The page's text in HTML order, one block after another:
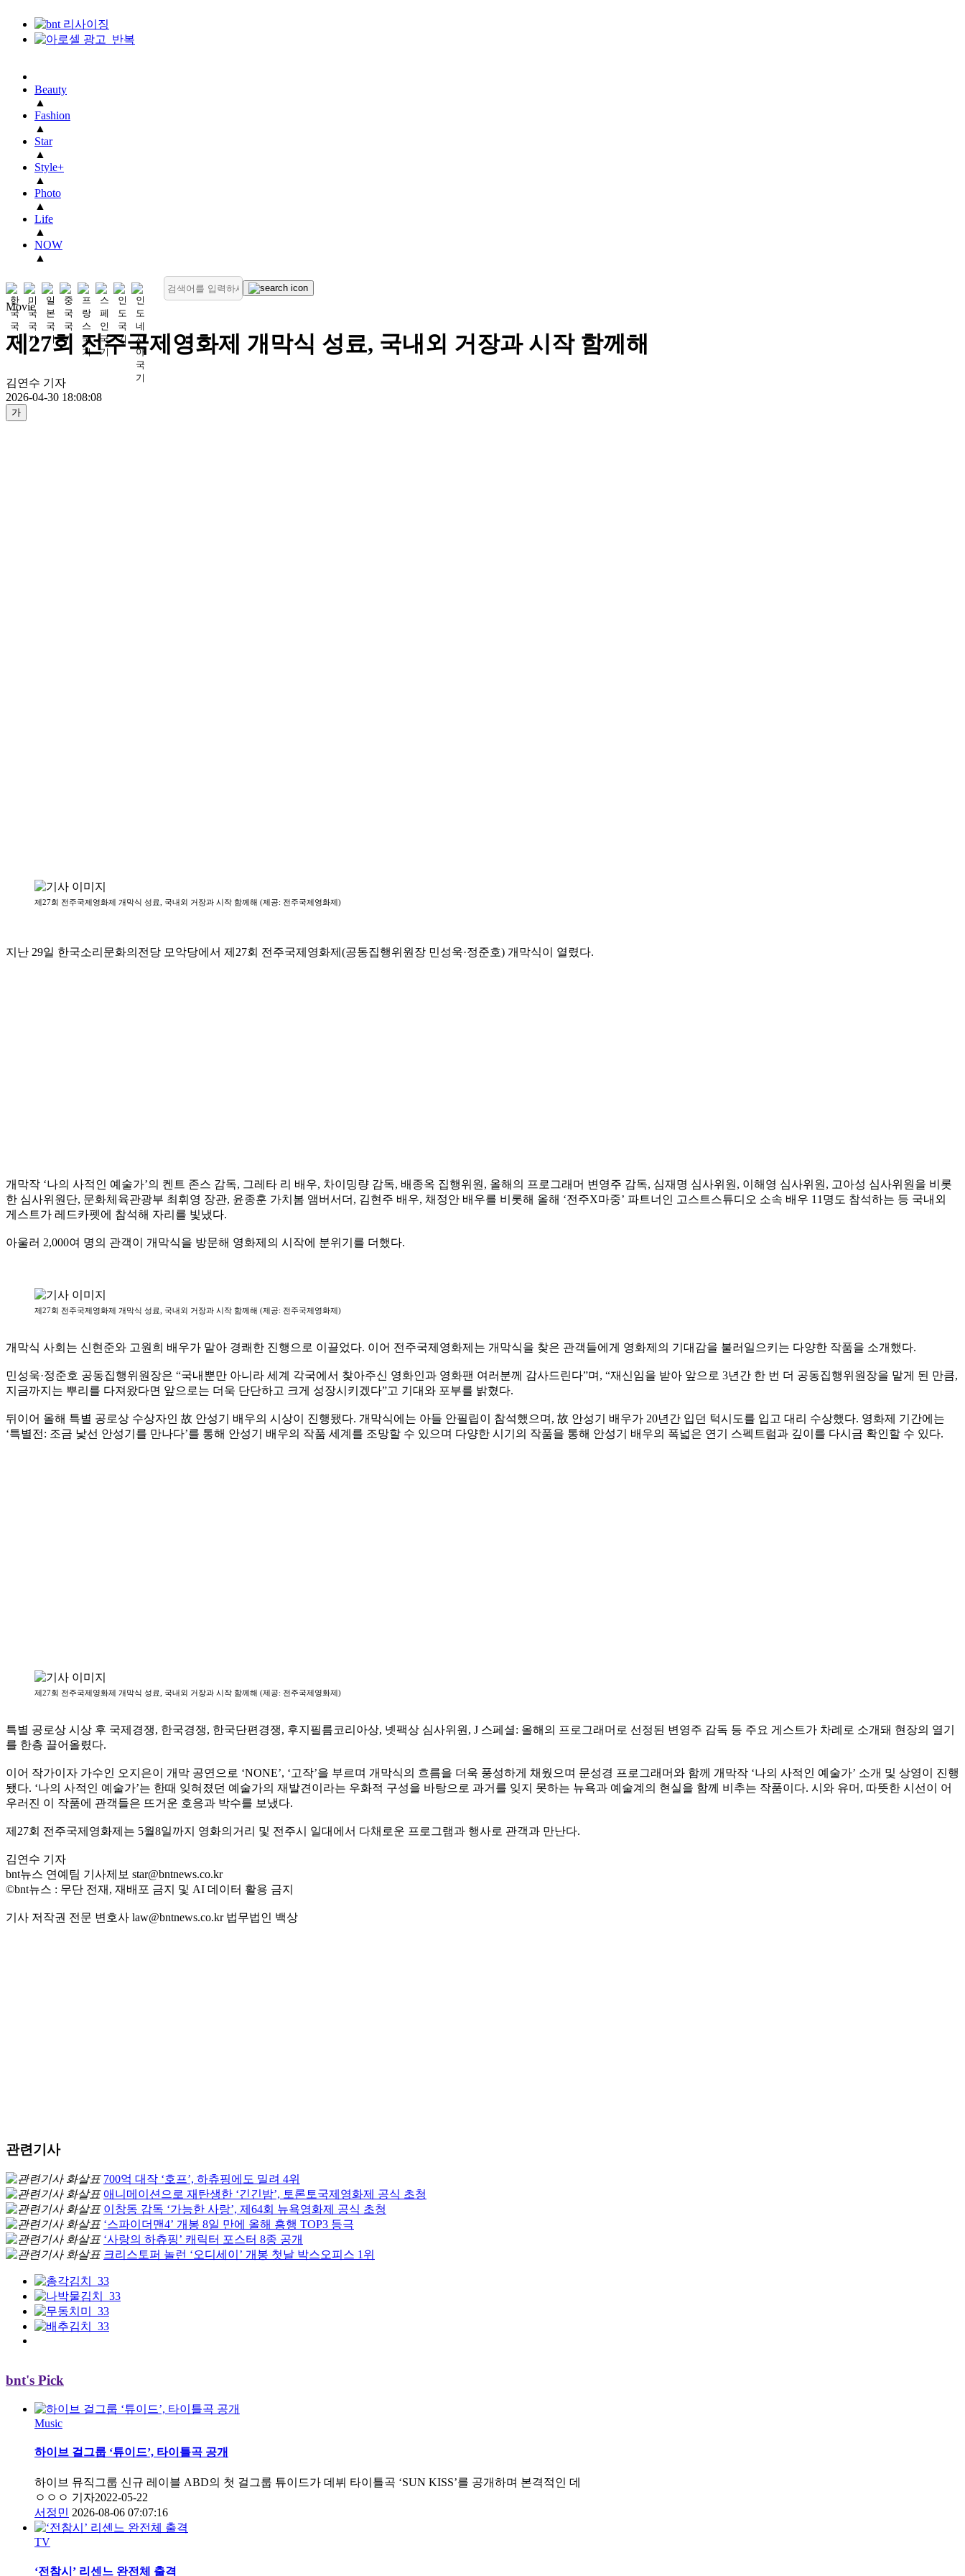
Beauty
▲
Fashion
▲
Star
▲
Style+
▲
Photo
▲
Life
▲
NOW
▲
Movie
제27회 전주국제영화제 개막식 성료, 국내외 거장과 시작 함께해
김연수 기자
2026-04-30 18:08:08
가
제27회 전주국제영화제 개막식 성료, 국내외 거장과 시작 함께해 (제공: 전주국제영화제)
지난 29일 한국소리문화의전당 모악당에서 제27회 전주국제영화제(공동집행위원장 민성욱·정준호) 개막식이 열렸다.
개막작 ‘나의 사적인 예술가’의 켄트 존스 감독, 그레타 리 배우, 차이밍량 감독, 배종옥 집행위원, 올해의 프로그래머 변영주 감독, 심재명 심사위원, 이해영 심사위원, 고아성 심사위원을 비롯
한 심사위원단, 문화체육관광부 최휘영 장관, 윤종훈 가치봄 앰버서더, 김현주 배우, 채정안 배우를 비롯해 올해 ‘전주X마중’ 파트너인 고스트스튜디오 소속 배우 11명도 참석하는 등 국내외
게스트가 레드카펫에 참석해 자리를 빛냈다.
아울러 2,000여 명의 관객이 개막식을 방문해 영화제의 시작에 분위기를 더했다.
제27회 전주국제영화제 개막식 성료, 국내외 거장과 시작 함께해 (제공: 전주국제영화제)
개막식 사회는 신현준와 고원희 배우가 맡아 경쾌한 진행으로 이끌었다. 이어 전주국제영화제는 개막식을 찾은 관객들에게 영화제의 기대감을 불러일으키는 다양한 작품을 소개했다.
민성욱·정준호 공동집행위원장은 “국내뿐만 아니라 세계 각국에서 찾아주신 영화인과 영화팬 여러분께 감사드린다”며, “재신임을 받아 앞으로 3년간 한 번 더 공동집행위원장을 맡게 된 만큼,
지금까지는 뿌리를 다져왔다면 앞으로는 더욱 단단하고 크게 성장시키겠다”고 기대와 포부를 밝혔다.
뒤이어 올해 특별 공로상 수상자인 故 안성기 배우의 시상이 진행됐다. 개막식에는 아들 안필립이 참석했으며, 故 안성기 배우가 20년간 입던 턱시도를 입고 대리 수상했다. 영화제 기간에는
‘특별전: 조금 낯선 안성기를 만나다’를 통해 안성기 배우의 작품 세계를 조망할 수 있으며 다양한 시기의 작품을 통해 안성기 배우의 폭넓은 연기 스펙트럼과 깊이를 다시금 확인할 수 있다.
제27회 전주국제영화제 개막식 성료, 국내외 거장과 시작 함께해 (제공: 전주국제영화제)
특별 공로상 시상 후 국제경쟁, 한국경쟁, 한국단편경쟁, 후지필름코리아상, 넷팩상 심사위원, J 스페셜: 올해의 프로그래머로 선정된 변영주 감독 등 주요 게스트가 차례로 소개돼 현장의 열기
를 한층 끌어올렸다.
이어 작가이자 가수인 오지은이 개막 공연으로 ‘NONE’, ‘고작’을 부르며 개막식의 흐름을 더욱 풍성하게 채웠으며 문성경 프로그래머와 함께 개막작 ‘나의 사적인 예술가’ 소개 및 상영이 진행
됐다. ‘나의 사적인 예술가’는 한때 잊혀졌던 예술가의 재발견이라는 우화적 구성을 바탕으로 과거를 잊지 못하는 뉴욕과 예술계의 현실을 함께 비추는 작품이다. 시와 유머, 따뜻한 시선이 어
우러진 이 작품에 관객들은 뜨거운 호응과 박수를 보냈다.
제27회 전주국제영화제는 5월8일까지 영화의거리 및 전주시 일대에서 다채로운 프로그램과 행사로 관객과 만난다.
김연수 기자
bnt뉴스 연예팀 기사제보 star@bntnews.co.kr
©bnt뉴스 : 무단 전재, 재배포 금지 및 AI 데이터 활용 금지
기사 저작권 전문 변호사 law@bntnews.co.kr 법무법인 백상
관련기사
700억 대작 ‘호프’, 하츄핑에도 밀려 4위
애니메이션으로 재탄생한 ‘긴긴밤’, 토론토국제영화제 공식 초청
이창동 감독 ‘가능한 사랑’, 제64회 뉴욕영화제 공식 초청
‘스파이더맨4’ 개봉 8일 만에 올해 흥행 TOP3 등극
‘사랑의 하츄핑’ 캐릭터 포스터 8종 공개
크리스토퍼 놀런 ‘오디세이’ 개봉 첫날 박스오피스 1위
bnt's Pick
Music
하이브 걸그룹 ‘튜이드’, 타이틀곡 공개
하이브 뮤직그룹 신규 레이블 ABD의 첫 걸그룹 튜이드가 데뷔 타이틀곡 ‘SUN KISS’를 공개하며 본격적인 데
ㅇㅇㅇ 기자2022-05-22
서정민 2026-08-06 07:07:16
TV
‘전참시’ 리센느 완전체 출격